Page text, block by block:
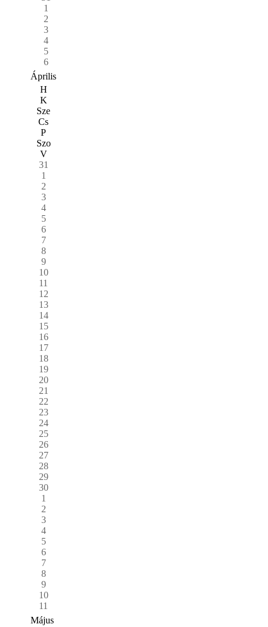
1
2
3
4
5
6
Április
H
K
Sze
Cs
P
Szo
V
31
1
2
3
4
5
6
7
8
9
10
11
12
13
14
15
16
17
18
19
20
21
22
23
24
25
26
27
28
29
30
1
2
3
4
5
6
7
8
9
10
11
Május